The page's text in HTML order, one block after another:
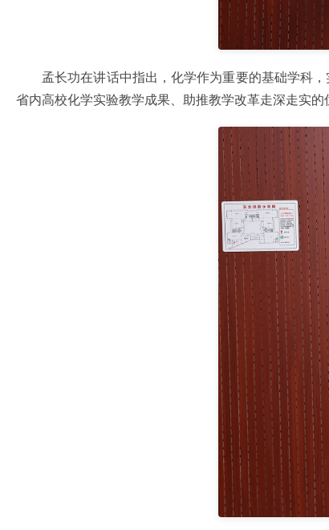
孟长功在讲话中指出，化学作为重要的基础学科
省内高校化学实验教学成果、助推教学改革走深走实